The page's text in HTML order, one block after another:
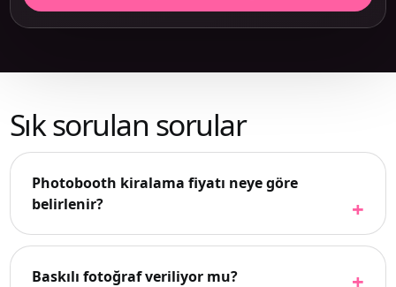
Sık sorulan sorular
Photobooth kiralama fiyatı neye göre
belirlenir?
Baskılı fotoğraf veriliyor mu?